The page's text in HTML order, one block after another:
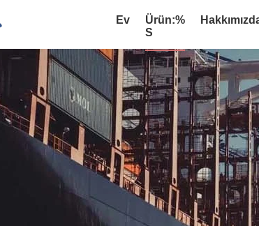
Ev
Ürün:%
S